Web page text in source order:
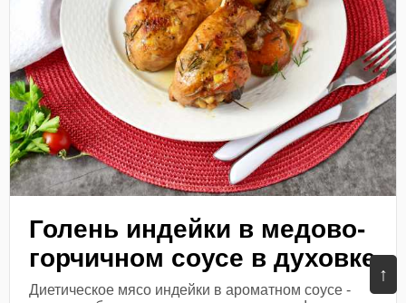
↑
Голень индейки в медово-
горчичном соусе в духовке
Диетическое мясо индейки в ароматном соусе -